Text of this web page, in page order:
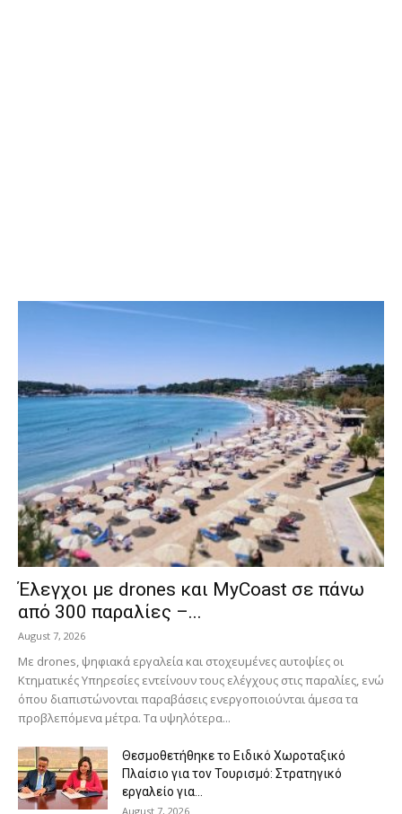
Έλεγχοι με drones και MyCoast σε πάνω
από 300 παραλίες –...
August 7, 2026
Με drones, ψηφιακά εργαλεία και στοχευμένες αυτοψίες οι
Κτηματικές Υπηρεσίες εντείνουν τους ελέγχους στις παραλίες, ενώ
όπου διαπιστώνονται παραβάσεις ενεργοποιούνται άμεσα τα
προβλεπόμενα μέτρα. Τα υψηλότερα...
Θεσμοθετήθηκε το Ειδικό Χωροταξικό
Πλαίσιο για τον Τουρισμό: Στρατηγικό
εργαλείο για...
August 7, 2026